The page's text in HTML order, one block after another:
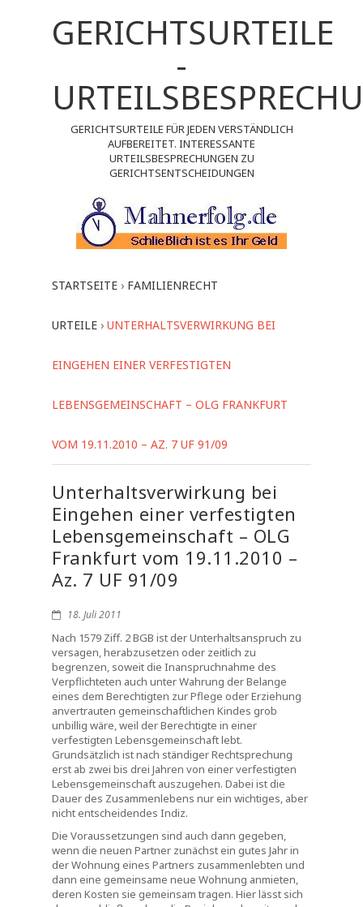
GERICHTSURTEILE
-
GERICHTSURTEILE FÜR JEDEN VERSTÄNDLICH
AUFBEREITET. INTERESSANTE
URTEILSBESPRECHUNGEN ZU
GERICHTSENTSCHEIDUNGEN
STARTSEITE › FAMILIENRECHT
URTEILE › UNTERHALTSVERWIRKUNG BEI
EINGEHEN EINER VERFESTIGTEN
LEBENSGEMEINSCHAFT – OLG FRANKFURT
VOM 19.11.2010 – AZ. 7 UF 91/09
Unterhaltsverwirkung bei
Eingehen einer verfestigten
Lebensgemeinschaft – OLG
Frankfurt vom 19.11.2010 –
Az. 7 UF 91/09
18. Juli 2011
Nach 1579 Ziff. 2 BGB ist der Unterhaltsanspruch zu
versagen, herabzusetzen oder zeitlich zu
begrenzen, soweit die Inanspruchnahme des
Verpflichteten auch unter Wahrung der Belange
eines dem Berechtigten zur Pflege oder Erziehung
anvertrauten gemeinschaftlichen Kindes grob
unbillig wäre, weil der Berechtigte in einer
verfestigten Lebensgemeinschaft lebt.
Grundsätzlich ist nach ständiger Rechtsprechung
erst ab zwei bis drei Jahren von einer verfestigten
Lebensgemeinschaft auszugehen. Dabei ist die
Dauer des Zusammenlebens nur ein wichtiges, aber
nicht entscheidendes Indiz.
Die Voraussetzungen sind auch dann gegeben,
wenn die neuen Partner zunächst ein gutes Jahr in
der Wohnung eines Partners zusammenlebten und
dann eine gemeinsame neue Wohnung anmieten,
deren Kosten sie gemeinsam tragen. Hier lässt sich